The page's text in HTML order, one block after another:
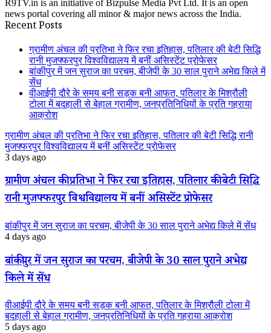
R9TV.in is an initiative of Bizpulse Media Pvt Ltd. It is an open
news portal covering all minor & major news across the India.
Recent Posts
ग्रामीण अंचल की प्रतिभा ने फिर रचा इतिहास, पतिलार की बेटी सिद्धि
रानी मुजफ्फरपुर विश्वविद्यालय में बनीं असिस्टेंट प्रोफेसर
बांकीपुर में जन सुराज का परचम, बीजेपी के 30 साल पुराने अभेद्य किले में
सेंध
वीआईपी दौरे के समय बनी सड़क बनी आफत, पतिलार के मिश्रौली
टोला में बदहाली से बेहाल ग्रामीण, जनप्रतिनिधियों के प्रति गहराया
आक्रोश
ग्रामीण अंचल की प्रतिभा ने फिर रचा इतिहास, पतिलार की बेटी सिद्धि रानी
मुजफ्फरपुर विश्वविद्यालय में बनीं असिस्टेंट प्रोफेसर
3 days ago
ग्रामीण अंचल की प्रतिभा ने फिर रचा इतिहास, पतिलार की बेटी सिद्धि
रानी मुजफ्फरपुर विश्वविद्यालय में बनीं असिस्टेंट प्रोफेसर
बांकीपुर में जन सुराज का परचम, बीजेपी के 30 साल पुराने अभेद्य किले में सेंध
4 days ago
बांकीपुर में जन सुराज का परचम, बीजेपी के 30 साल पुराने अभेद्य
किले में सेंध
वीआईपी दौरे के समय बनी सड़क बनी आफत, पतिलार के मिश्रौली टोला में
बदहाली से बेहाल ग्रामीण, जनप्रतिनिधियों के प्रति गहराया आक्रोश
5 days ago